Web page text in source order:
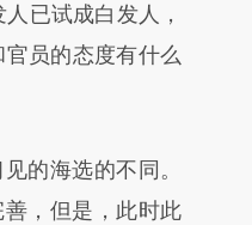
已试成白发人，
员的态度有什么
的海选的不同。
，但是，此时此